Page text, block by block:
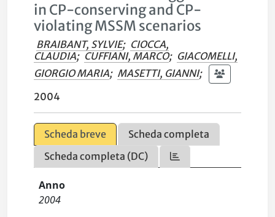
in CP-conserving and CP-
violating MSSM scenarios
BRAIBANT, SYLVIE; CIOCCA,
CLAUDIA; CUFFIANI, MARCO; GIACOMELLI,
GIORGIO MARIA; MASETTI, GIANNI;
2004
Scheda breve
Scheda completa
Scheda completa (DC)
Anno
2004